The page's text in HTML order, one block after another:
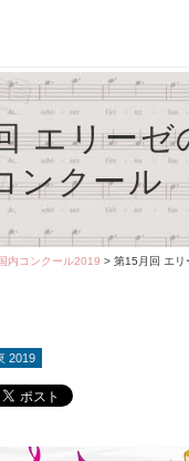
エリーゼ
ンクール
国内コンクール2019 > 第15月回 エリ
2019